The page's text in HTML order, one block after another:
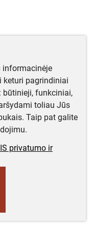
informacinėje
keturi pagrindiniai
būtinieji, funkciniai,
toliau Jūs
Taip pat galite
privatumo ir